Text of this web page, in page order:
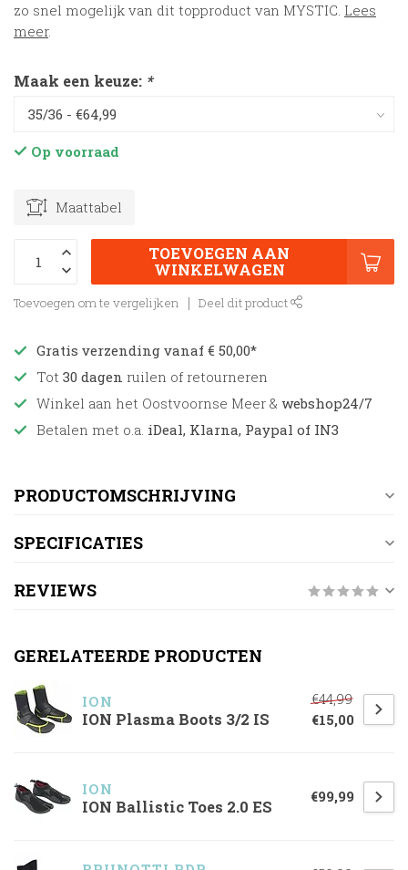
zo snel mogelijk van dit topproduct van MYSTIC. Lees
meer.
Maak een keuze: *
Op voorraad
Maattabel
TOEVOEGEN AAN
WINKELWAGEN
Toevoegen om te vergelijken Deel dit product
Gratis verzending vanaf € 50,00*
Tot 30 dagen ruilen of retourneren
Winkel aan het Oostvoornse Meer & webshop24/7
Betalen met o.a. iDeal, Klarna, Paypal of IN3
PRODUCTOMSCHRIJVING
SPECIFICATIES
REVIEWS
GERELATEERDE PRODUCTEN
ION
ION Plasma Boots 3/2 IS
€44,99
€15,00
ION
ION Ballistic Toes 2.0 ES
€99,99